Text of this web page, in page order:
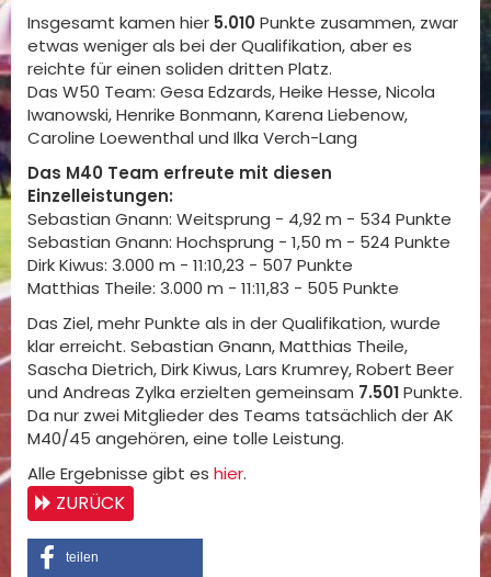
Insgesamt kamen hier 5.010Punkte zusammen, zwar
etwas weniger als bei der Qualifikation, aber es
reichte für einen soliden dritten Platz.
Das W50 Team: Gesa Edzards, Heike Hesse, Nicola
Iwanowski, Henrike Bonmann, Karena Liebenow,
Caroline Loewenthal und Ilka Verch-Lang
Das M40 Team erfreute mit diesen
Einzelleistungen:
Sebastian Gnann: Weitsprung - 4,92 m - 534 Punkte
Sebastian Gnann: Hochsprung - 1,50 m - 524 Punkte
Dirk Kiwus: 3.000 m - 11:10,23 - 507 Punkte
Matthias Theile: 3.000 m - 11:11,83 - 505 Punkte
Das Ziel, mehr Punkte als in der Qualifikation, wurde
klar erreicht. Sebastian Gnann, Matthias Theile,
Sascha Dietrich, Dirk Kiwus, Lars Krumrey, Robert Beer
und Andreas Zylka erzielten gemeinsam 7.501Punkte.
Da nur zwei Mitglieder des Teams tatsächlich der AK
M40/45 angehören, eine tolle Leistung.
Alle Ergebnisse gibt es hier.
ZURÜCK
teilen